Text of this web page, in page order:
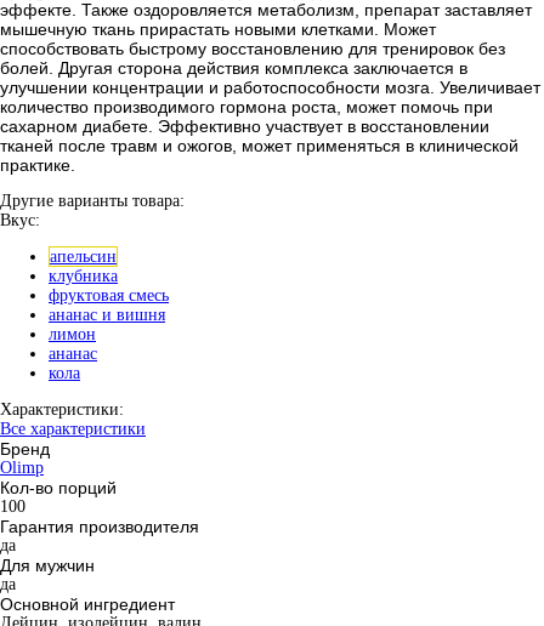
эффекте. Также оздоровляется метаболизм, препарат заставляет
мышечную ткань прирастать новыми клетками. Может
способствовать быстрому восстановлению для тренировок без
болей. Другая сторона действия комплекса заключается в
улучшении концентрации и работоспособности мозга. Увеличивает
количество производимого гормона роста, может помочь при
сахарном диабете. Эффективно участвует в восстановлении
тканей после травм и ожогов, может применяться в клинической
практике.
Другие варианты товара:
Вкус:
апельсин
клубника
фруктовая смесь
ананас и вишня
лимон
ананас
кола
Характеристики:
Все характеристики
Бренд
Olimp
Кол-во порций
100
Гарантия производителя
да
Для мужчин
да
Основной ингредиент